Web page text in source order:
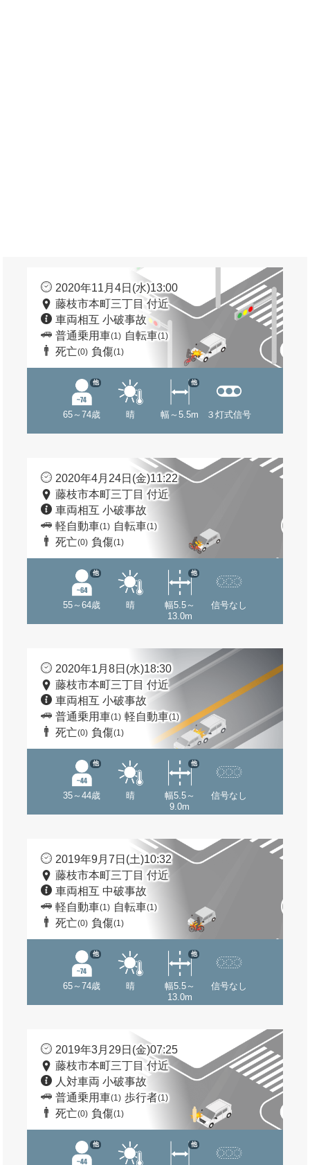
2020年11月4日(水)13:00
藤枝市本町三丁目 付近
車両相互 小破事故
普通乗用車(1) 自転車(1)
死亡(0) 負傷(1)
65～74歳
他
晴 幅～5.5m
他
３灯式信号
2020年4月24日(金)11:22
藤枝市本町三丁目 付近
車両相互 小破事故
軽自動車(1) 自転車(1)
死亡(0) 負傷(1)
55～64歳
他
晴
幅5.5～
13.0m
他
信号なし
2020年1月8日(水)18:30
藤枝市本町三丁目 付近
車両相互 小破事故
普通乗用車(1) 軽自動車(1)
死亡(0) 負傷(1)
35～44歳
他
晴
幅5.5～
9.0m
他
信号なし
2019年9月7日(土)10:32
藤枝市本町三丁目 付近
車両相互 中破事故
軽自動車(1) 自転車(1)
死亡(0) 負傷(1)
65～74歳
他
晴
幅5.5～
13.0m
他
信号なし
2019年3月29日(金)07:25
藤枝市本町三丁目 付近
人対車両 小破事故
普通乗用車(1) 歩行者(1)
死亡(0) 負傷(1)
他 他